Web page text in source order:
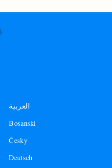
العربية
Bosanski
Česky
Deutsch